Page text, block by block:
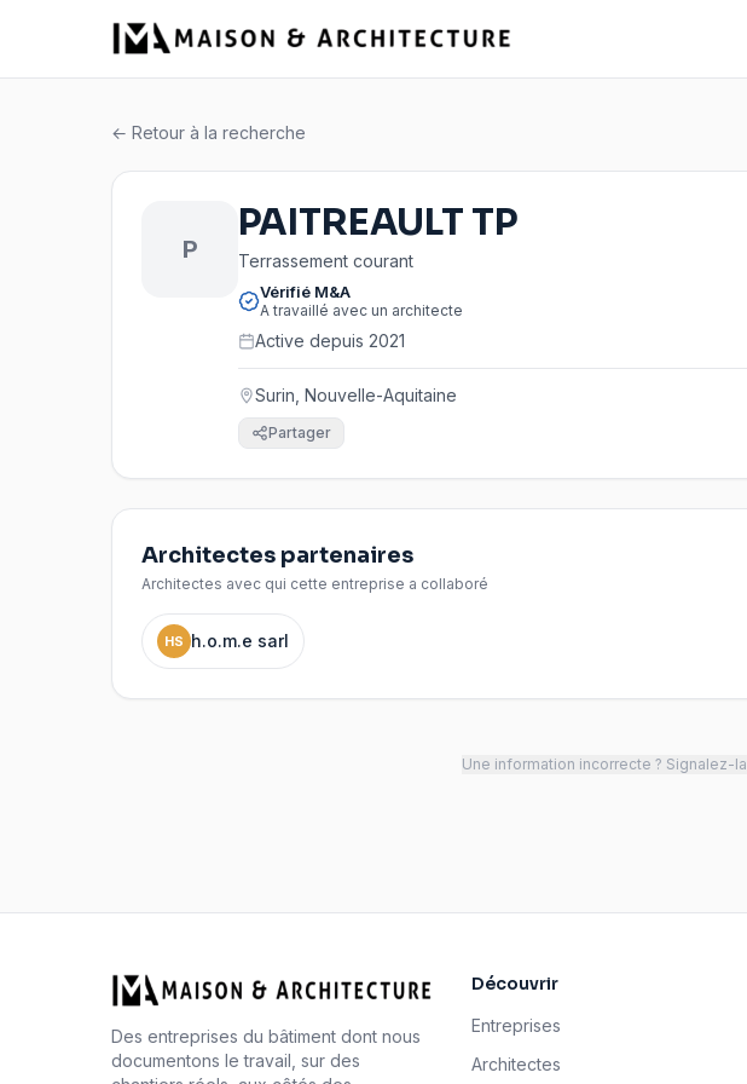
← Retour à la recherche
P
PAITREAULT TP
Terrassement courant
Vérifié M&A
A travaillé avec un architecte
Active depuis 2021
Surin, Nouvelle-Aquitaine
Partager
Architectes partenaires
Architectes avec qui cette entreprise a collaboré
HS h.o.m.e sarl
Une information incorrecte ? Signalez-la
Des entreprises du bâtiment dont nous
documentons le travail, sur des
Découvrir
Entreprises
Architectes